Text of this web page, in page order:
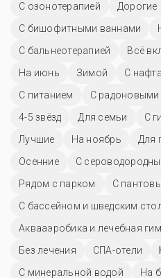
С озонотерапией
Дорогие
С бишофитными ваннами
С бальнеотерапией
Всё
На июнь
Зимой С
С питанием
С радоновыми
4-5 звёзд
Для семьи С
Лучшие
На ноябрь Для
Осенние
С
Рядом с парком
С
С бассейном и шведским
Аквааэробика и лечебная
Без лечения
СПА-отели
С минеральной водой
На